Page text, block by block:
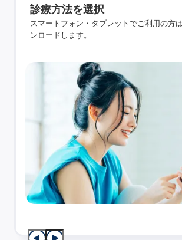
診療方法を選択
スマートフォン・タブレットでご利用の方
ンロードします。